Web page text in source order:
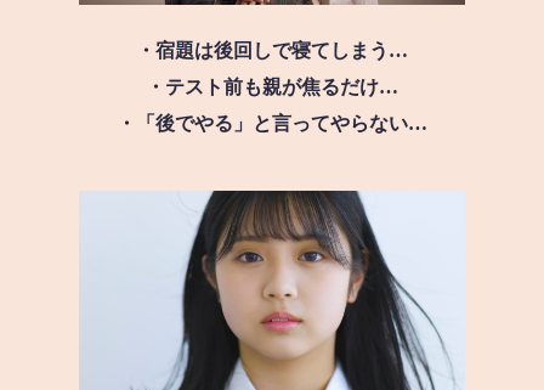
・宿題は後回しで寝てしまう…
・テスト前も親が焦るだけ…
・「後でやる」と言ってやらない…